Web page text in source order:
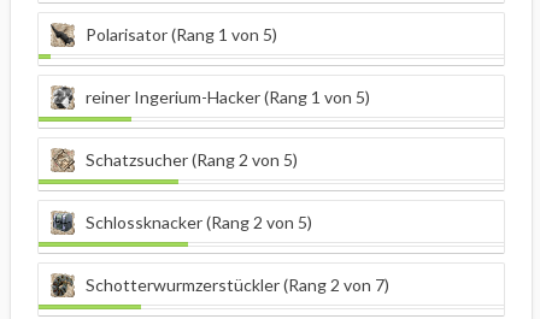
Polarisator (Rang 1 von 5)
reiner Ingerium-Hacker (Rang 1 von 5)
Schatzsucher (Rang 2 von 5)
Schlossknacker (Rang 2 von 5)
Schotterwurmzerstückler (Rang 2 von 7)